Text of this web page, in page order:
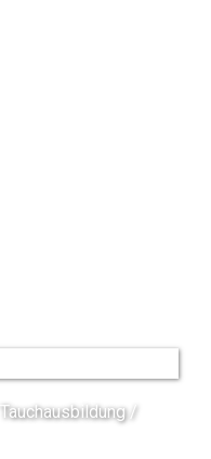
Tauchausbildung